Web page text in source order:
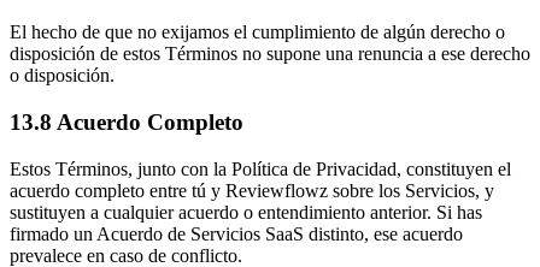
El hecho de que no exijamos el cumplimiento de algún derecho o
disposición de estos Términos no supone una renuncia a ese derecho
o disposición.
13.8 Acuerdo Completo
Estos Términos, junto con la Política de Privacidad, constituyen el
acuerdo completo entre tú y Reviewflowz sobre los Servicios, y
sustituyen a cualquier acuerdo o entendimiento anterior. Si has
firmado un Acuerdo de Servicios SaaS distinto, ese acuerdo
prevalece en caso de conflicto.